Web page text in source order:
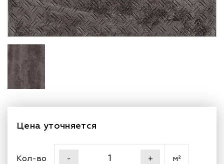
Цена уточняется
Кол-во - + м²